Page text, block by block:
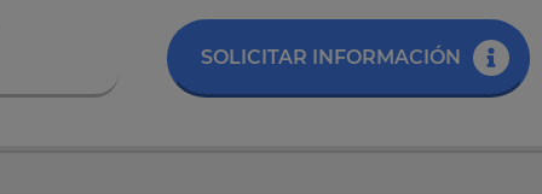
SOLICITAR INFORMACIÓN